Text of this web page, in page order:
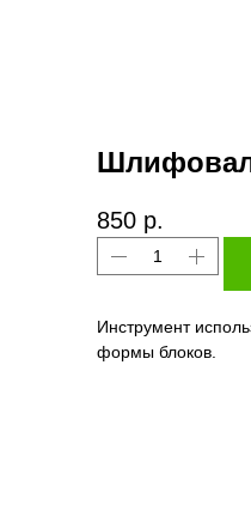
850 р.
Инструмент
формы блоков.